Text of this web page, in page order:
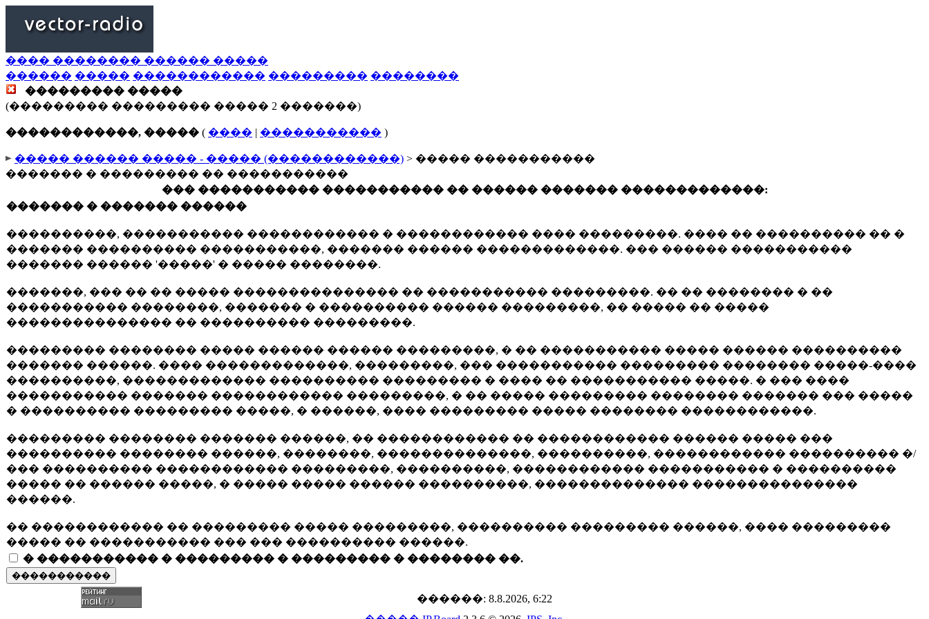
���� �������� ������ �����
������ ����� ������������ ��������� ��������
��������� �����
(��������� ��������� ����� 2 �������)
������������, ����� ( ���� | ����������� )
����� ������ ����� - ����� (������������) > ����� �����������
������� � ��������� �� �����������
��� ����������� ����������� �� ������ ������� �������������:
������� � ������� ������
����������, ����������� ������������ � ������������ ���� ���������. ���� �� ���������� �� �
������� ���������� �����������, ������� ������ �������������. ��� ������ �����������
������� ������ '�����' � ����� ��������.
�������, ��� �� �� ����� ��������������� �� ����������� ���������. �� �� �������� � ��
����������� ��������, ������� � ���������� ������ ���������, �� ����� �� �����
��������������� �� ���������� ���������.
��������� �������� ����� ������ ������ ���������, � �� ����������� ����� ������ ����������
������� ������. ���� �������������, ���������, ��� ����������� ��������� �������� �����-����
����������, ������������� ���������� ��������� � ���� �� ����������� �����. � ��� ����
����������� ������� ������������ ���������, � �� ����� ��������� �������� ������� ��� �����
� ���������� ��������� �����, � ������, ���� ��������� ����� �������� ������������.
��������� �������� ������� ������, �� ������������ �� ������������ ������ ����� ���
���������� �������� ������, ��������, ��������������, ����������, ������������ ���������� �/
��� ���������� ������������ ���������, ����������, ������������ ����������� � ����������
����� �� ������ �����, � ����� ����� ������ ����������, �������������� ���������������
������.
�� ������������ �� ��������� ����� ���������, ���������� ��������� ������, ���� ���������
����� �� ����������� ��� ��� ���������� ������.
� ����������� � ��������� � ��������� � �������� ��.
������: 8.8.2026, 6:22